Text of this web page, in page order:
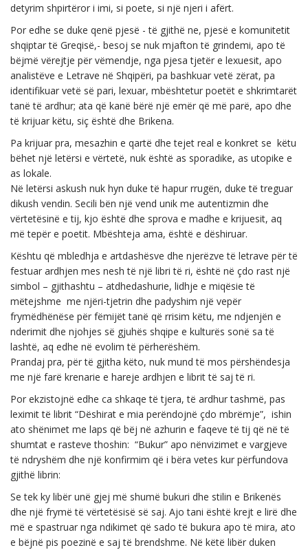
detyrim shpirtëror i imi, si poete, si një njeri i afërt.
Por edhe se duke qenë pjesë - të gjithë ne, pjesë e komunitetit
shqiptar të Greqisë,- besoj se nuk mjafton të grindemi, apo të
bëjmë vërejtje për vëmendje, nga pjesa tjetër e lexuesit, apo
analistëve e Letrave në Shqipëri, pa bashkuar vetë zërat, pa
identifikuar vetë së pari, lexuar, mbështetur poetët e shkrimtarët
tanë të ardhur; ata që kanë bërë një emër që më parë, apo dhe
të krijuar këtu, siç është dhe Brikena.
Pa krijuar pra, mesazhin e qartë dhe tejet real e konkret se këtu
bëhet një letërsi e vërtetë, nuk është as sporadike, as utopike e
as lokale.
Në letërsi askush nuk hyn duke të hapur rrugën, duke të treguar
dikush vendin. Secili bën një vend unik me autentizmin dhe
vërtetësinë e tij, kjo është dhe sprova e madhe e krijuesit, aq
më tepër e poetit. Mbështeja ama, është e dëshiruar.
Kështu që mbledhja e artdashësve dhe njerëzve të letrave për të
festuar ardhjen mes nesh të një libri të ri, është në çdo rast një
simbol – gjithashtu – atdhedashurie, lidhje e miqësie të
mëtejshme me njëri-tjetrin dhe padyshim një vepër
frymëdhënëse për fëmijët tanë që rrisim këtu, me ndjenjën e
nderimit dhe njohjes së gjuhës shqipe e kulturës sonë sa të
lashtë, aq edhe në evolim të përherëshëm.
Prandaj pra, për të gjitha këto, nuk mund të mos përshëndesja
me një farë krenarie e hareje ardhjen e librit të saj të ri.
Por ekzistojnë edhe ca shkaqe të tjera, të ardhur tashmë, pas
leximit të librit “Dëshirat e mia perëndojnë çdo mbrëmje”, ishin
ato shënimet me laps që bëj në azhurin e faqeve të tij që në të
shumtat e rasteve thoshin: “Bukur” apo nënvizimet e vargjeve
të ndryshëm dhe një konfirmim që i bëra vetes kur përfundova
gjithë librin:
Se tek ky libër unë gjej më shumë bukuri dhe stilin e Brikenës
dhe një frymë të vërtetësisë së saj. Ajo tani është krejt e lirë dhe
më e spastruar nga ndikimet që sado të bukura apo të mira, ato
e bëjnë pis poezinë e saj të brendshme. Në këtë libër duken